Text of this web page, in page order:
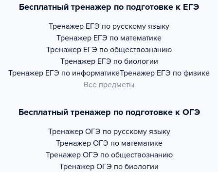
Бесплатный тренажер по подготовке к ЕГЭ
Тренажер ЕГЭ по русскому языку
Тренажер ЕГЭ по математике
Тренажер ЕГЭ по обществознанию
Тренажер ЕГЭ по биологии
Тренажер ЕГЭ по информатикеТренажер ЕГЭ по физике
Все предметы
Бесплатный тренажер по подготовке к ОГЭ
Тренажер ОГЭ по русскому языку
Тренажер ОГЭ по математике
Тренажер ОГЭ по обществознанию
Тренажер ОГЭ по биологии